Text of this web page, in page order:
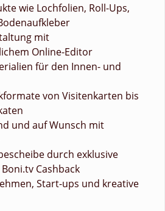
wie Lochfolien, Roll-Ups,
mit
Online-Editor
für den Innen- und
von Visitenkarten bis
und auf Wunsch mit
durch exklusive
Cashback
Start-ups und kreative